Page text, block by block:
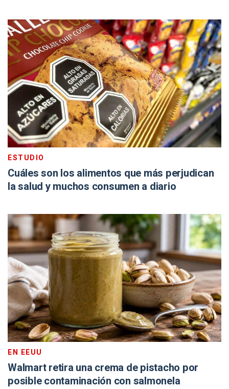
ESTUDIO
Cuáles son los alimentos que más perjudican
la salud y muchos consumen a diario
EN EEUU
Walmart retira una crema de pistacho por
posible contaminación con salmonela